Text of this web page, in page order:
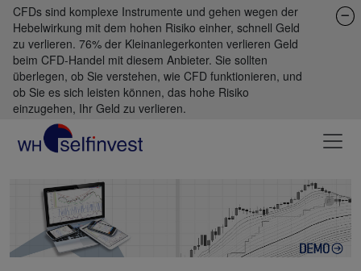
CFDs sind komplexe Instrumente und gehen wegen der
Hebelwirkung mit dem hohen Risiko einher, schnell Geld
zu verlieren. 76% der Kleinanlegerkonten verlieren Geld
beim CFD-Handel mit diesem Anbieter. Sie sollten
überlegen, ob Sie verstehen, wie CFD funktionieren, und
ob Sie es sich leisten können, das hohe Risiko
einzugehen, Ihr Geld zu verlieren.